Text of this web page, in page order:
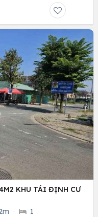
KHU TÁI ĐỊNH CƯ
· 1